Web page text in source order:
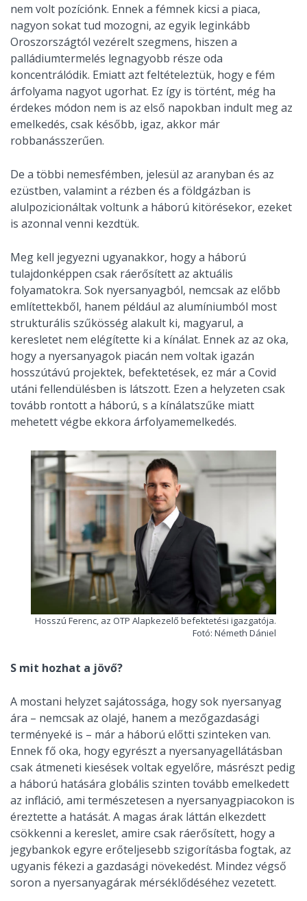
nem volt pozíciónk. Ennek a fémnek kicsi a piaca,
nagyon sokat tud mozogni, az egyik leginkább
Oroszországtól vezérelt szegmens, hiszen a
palládiumtermelés legnagyobb része oda
koncentrálódik. Emiatt azt feltételeztük, hogy e fém
árfolyama nagyot ugorhat. Ez így is történt, még ha
érdekes módon nem is az első napokban indult meg az
emelkedés, csak később, igaz, akkor már
robbanásszerűen.
De a többi nemesfémben, jelesül az aranyban és az
ezüstben, valamint a rézben és a földgázban is
alulpozicionáltak voltunk a háború kitörésekor, ezeket
is azonnal venni kezdtük.
Meg kell jegyezni ugyanakkor, hogy a háború
tulajdonképpen csak ráerősített az aktuális
folyamatokra. Sok nyersanyagból, nemcsak az előbb
említettekből, hanem például az alumíniumból most
strukturális szűkösség alakult ki, magyarul, a
keresletet nem elégítette ki a kínálat. Ennek az az oka,
hogy a nyersanyagok piacán nem voltak igazán
hosszútávú projektek, befektetések, ez már a Covid
utáni fellendülésben is látszott. Ezen a helyzeten csak
tovább rontott a háború, s a kínálatszűke miatt
mehetett végbe ekkora árfolyamemelkedés.
Hosszú Ferenc, az OTP Alapkezelő befektetési igazgatója.
Fotó: Németh Dániel
S mit hozhat a jövő?
A mostani helyzet sajátossága, hogy sok nyersanyag
ára – nemcsak az olajé, hanem a mezőgazdasági
terményeké is – már a háború előtti szinteken van.
Ennek fő oka, hogy egyrészt a nyersanyagellátásban
csak átmeneti kiesések voltak egyelőre, másrészt pedig
a háború hatására globális szinten tovább emelkedett
az infláció, ami természetesen a nyersanyagpiacokon is
éreztette a hatását. A magas árak láttán elkezdett
csökkenni a kereslet, amire csak ráerősített, hogy a
jegybankok egyre erőteljesebb szigorításba fogtak, az
ugyanis fékezi a gazdasági növekedést. Mindez végső
soron a nyersanyagárak mérséklődéséhez vezetett.